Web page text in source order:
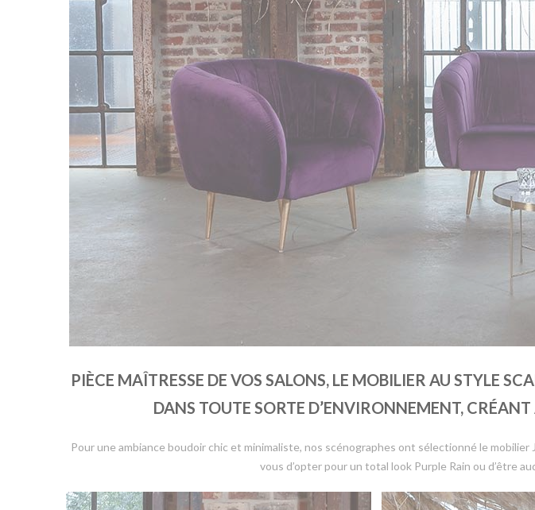
PIÈCE MAÎTRESSE DE VOS SALONS, LE MOBILIER AU STYLE
DANS TOUTE SORTE D’ENVIRONNEMENT,
Pour une ambiance boudoir chic et minimaliste, nos scénographes ont sélectionné le
vous d’opter pour un total look Purple Rain ou d’être